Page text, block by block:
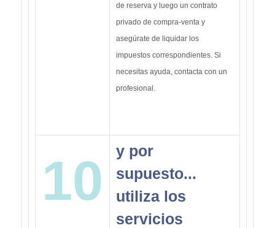
de reserva y luego un contrato
privado de compra-venta y
asegúrate de liquidar los
impuestos correspondientes. Si
necesitas ayuda, contacta con un
profesional.
10
y por
supuesto...
utiliza los
servicios